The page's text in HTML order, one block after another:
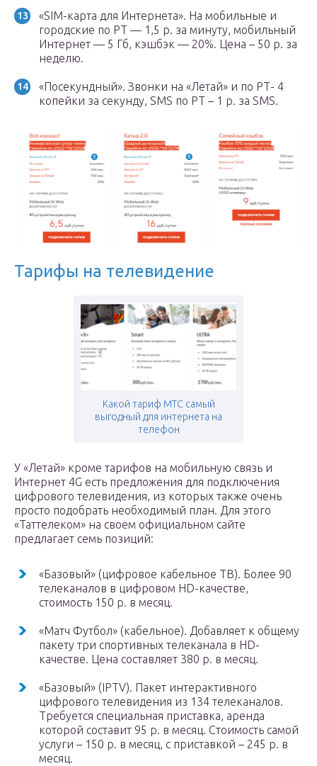
«SIM-карта для Интернета». На мобильные и
городские по РТ — 1,5 р. за минуту, мобильный
Интернет — 5 Гб, кэшбэк — 20%. Цена – 50 р. за
неделю.
«Посекундный». Звонки на «Летай» и по РТ- 4
копейки за секунду, SMS по РТ – 1 р. за SMS.
Тарифы на телевидение
Какой тариф МТС самый
выгодный для интернета на
телефон
У «Летай» кроме тарифов на мобильную связь и
Интернет 4G есть предложения для подключения
цифрового телевидения, из которых также очень
просто подобрать необходимый план. Для этого
«Таттелеком» на своем официальном сайте
предлагает семь позиций:
«Базовый» (цифровое кабельное ТВ). Более 90
телеканалов в цифровом HD-качестве,
стоимость 150 р. в месяц.
«Матч Футбол» (кабельное). Добавляет к общему
пакету три спортивных телеканала в HD-
качестве. Цена составляет 380 р. в месяц.
«Базовый» (IPTV). Пакет интерактивного
цифрового телевидения из 134 телеканалов.
Требуется специальная приставка, аренда
которой составит 95 р. в месяц. Стоимость самой
услуги – 150 р. в месяц, с приставкой – 245 р. в
месяц.